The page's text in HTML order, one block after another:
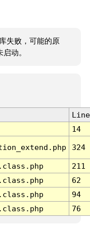
失败，可能的原
动。
Line
14
324
211
62
94
76